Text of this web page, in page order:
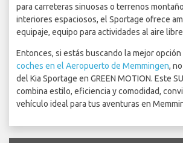
para carreteras sinuosas o terrenos
interiores espaciosos, el Sportage ofrece
equipaje, equipo para actividades al aire libre
Entonces, si estás buscando la mejor opción
coches en el Aeropuerto de Memmingen,
del Kia Sportage en GREEN MOTION. Este
combina estilo, eficiencia y comodidad,
vehículo ideal para tus aventuras en